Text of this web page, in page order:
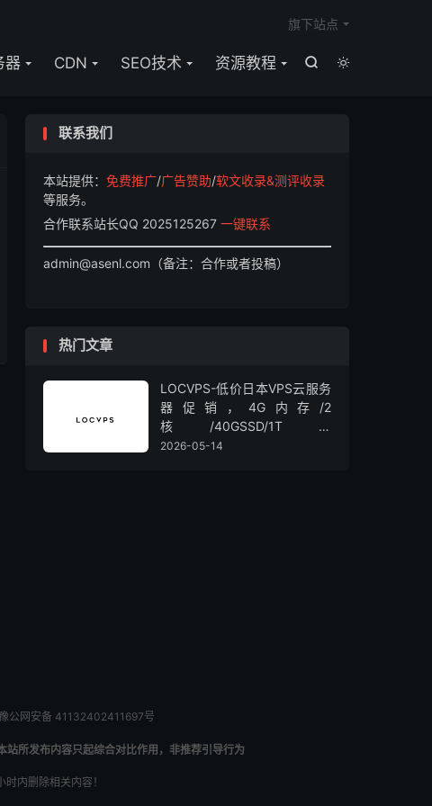


器 CDN SEO技术 资源教程
旗下站点
联系我们
本站提供： 免费推广/广告赞助/软文收录&测评收录
等服务。
合作联系站长QQ 2025125267 一键联系
admin@asenl.com（备注：合作或者投稿）
热门文章
LOCVPS-低价日本VPS云服务
器促销，4G内存/2
核/40GSSD/1T流
量/450Mbps带宽，低至36元/
2026-05-14
公网安备 41132402411697号
所发布内容只起综合对比作用，非推荐引导行为
内删除相关内容！